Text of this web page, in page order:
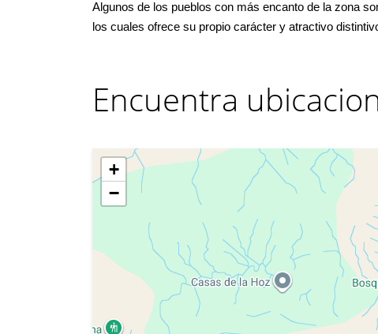
Algunos de los pueblos con más encanto de la zona
los cuales ofrece su propio carácter y atractivo
Encuentra
+
−